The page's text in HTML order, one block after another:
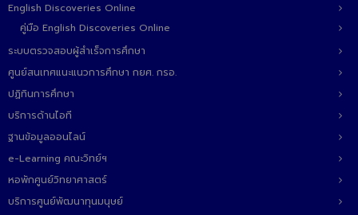
English Discoveries Online
คู่มือ English Discoveries Online
ระบบตรวจสอบผู้สำเร็จการศึกษา
ศูนย์สนเทศแนะแนวการศึกษา กยศ. กรอ.
ปฏิทินการศึกษา
บริการด้านไอที
ฐานข้อมูลออนไลน์
e-Learning คณะวิทย์ฯ
หอพักศูนย์วิทยาศาสตร์
บริการศูนย์พัฒนาทุนมนุษย์